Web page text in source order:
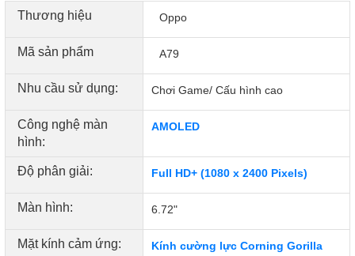
Thương hiệu Oppo
Mã sản phẩm A79
Nhu cầu sử dụng: Chơi Game/ Cấu hình cao
Công nghệ màn
hình:
AMOLED
Độ phân giải: Full HD+ (1080 x 2400 Pixels)
Màn hình: 6.72"
Mặt kính cảm ứng:
Kính cường lực Corning Gorilla